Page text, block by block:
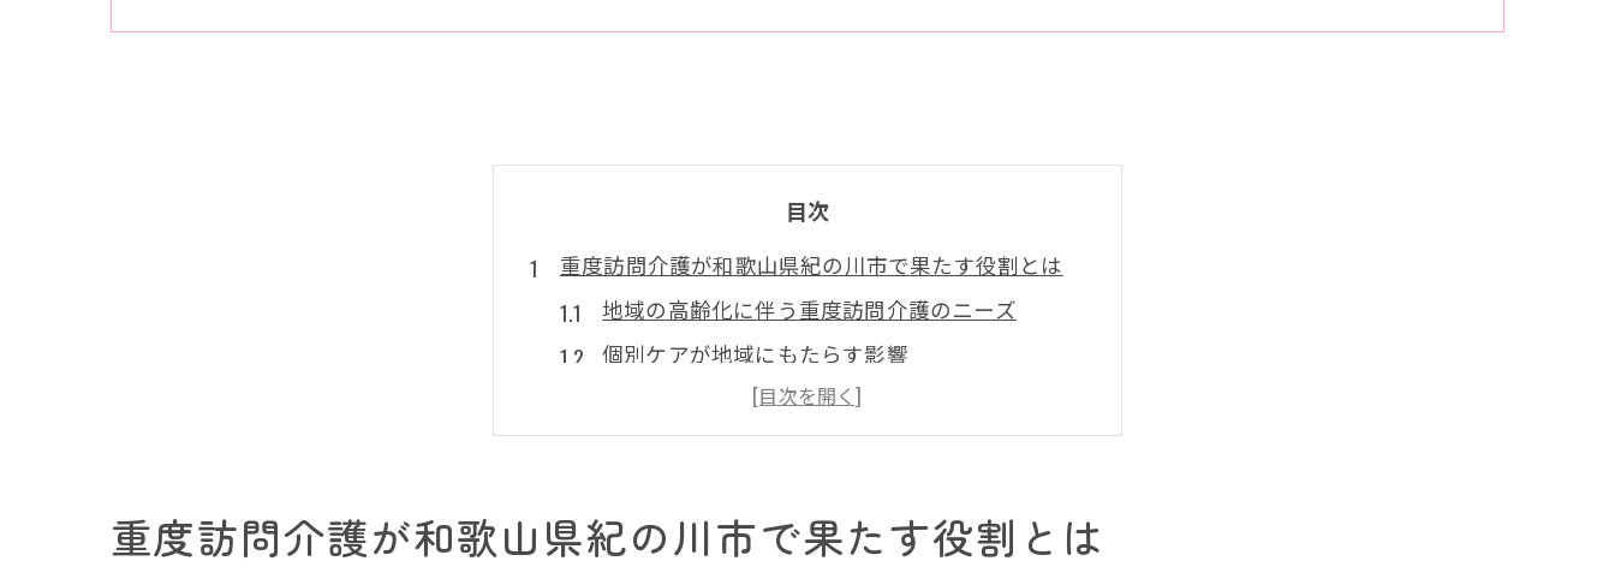
目次
重度訪問介護が和歌山県紀の川市で果たす役割とは
地域の高齢化に伴う重度訪問介護のニーズ
個別ケアが地域にもたらす影響
高齢者が安心して暮らせる環境作り
紀の川市での介護サービスの必要性
市民と介護者の信頼構築の実際
重度訪問介護が和歌山県紀の川市で果たす役割とは